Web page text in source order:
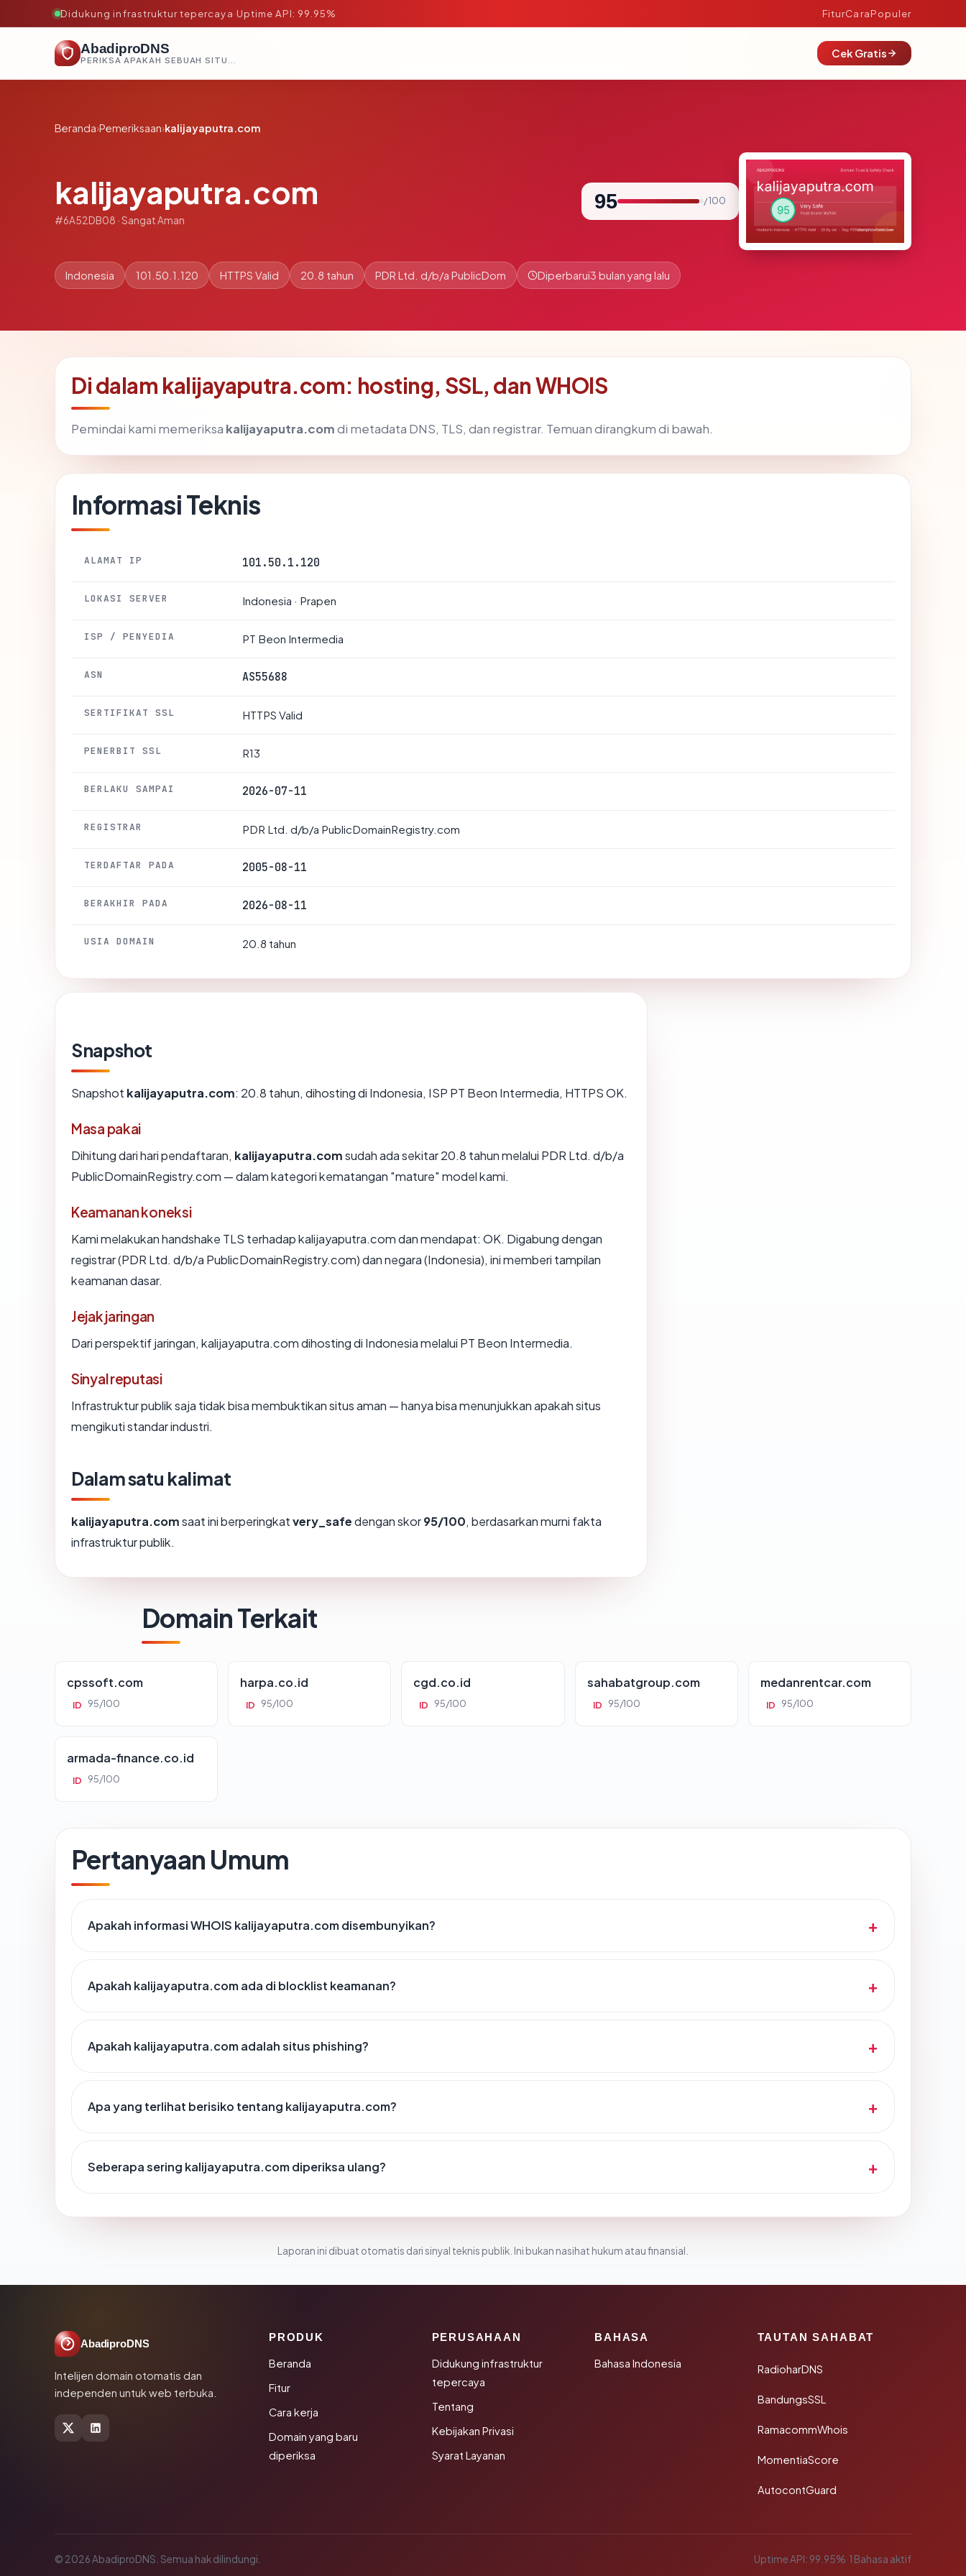
Didukung infrastruktur tepercaya·Uptime API: 99.95% FiturCaraPopuler
AbadiproDNS
PERIKSA APAKAH SEBUAH SITUS AMAN, TEPERCAYA, DAN TERVERIFIKASI DALAM HITUNGAN DETIK.
Cek Gratis
Beranda›Pemeriksaan›kalijayaputra.com
kalijayaputra.com
#6A52DB08 · Sangat Aman
95 / 100
Indonesia 101.50.1.120 HTTPS Valid 20.8 tahun PDR Ltd. d/b/a PublicDom Diperbarui3 bulan yang lalu
Di dalam kalijayaputra.com: hosting, SSL, dan WHOIS
Pemindai kami memeriksa kalijayaputra.comdi metadata DNS, TLS, dan registrar. Temuan dirangkum di bawah.
Informasi Teknis
ALAMAT IP 101.50.1.120
LOKASI SERVER Indonesia · Prapen
ISP / PENYEDIA PT Beon Intermedia
ASN AS55688
SERTIFIKAT SSL HTTPS Valid
PENERBIT SSL R13
BERLAKU SAMPAI 2026-07-11
REGISTRAR PDR Ltd. d/b/a PublicDomainRegistry.com
TERDAFTAR PADA 2005-08-11
BERAKHIR PADA 2026-08-11
USIA DOMAIN 20.8 tahun
Snapshot
Snapshot kalijayaputra.com: 20.8 tahun, dihosting di Indonesia, ISP PT Beon Intermedia, HTTPS OK.
Masa pakai
Dihitung dari hari pendaftaran, kalijayaputra.comsudah ada sekitar 20.8 tahun melalui PDR Ltd. d/b/a
PublicDomainRegistry.com — dalam kategori kematangan "mature" model kami.
Keamanan koneksi
Kami melakukan handshake TLS terhadap kalijayaputra.com dan mendapat: OK. Digabung dengan
registrar (PDR Ltd. d/b/a PublicDomainRegistry.com) dan negara (Indonesia), ini memberi tampilan
keamanan dasar.
Jejak jaringan
Dari perspektif jaringan, kalijayaputra.com dihosting di Indonesia melalui PT Beon Intermedia.
Sinyal reputasi
Infrastruktur publik saja tidak bisa membuktikan situs aman — hanya bisa menunjukkan apakah situs
mengikuti standar industri.
Dalam satu kalimat
kalijayaputra.comsaat ini berperingkatvery_safedengan skor95/100, berdasarkan murni fakta
infrastruktur publik.
Domain Terkait
cpssoft.com
ID 95/100
harpa.co.id
ID 95/100
cgd.co.id
ID 95/100
sahabatgroup.com
ID 95/100
medanrentcar.com
ID 95/100
armada-finance.co.id
ID 95/100
Pertanyaan Umum
Apakah informasi WHOIS kalijayaputra.com disembunyikan?
Apakah kalijayaputra.com ada di blocklist keamanan?
Apakah kalijayaputra.com adalah situs phishing?
Apa yang terlihat berisiko tentang kalijayaputra.com?
Seberapa sering kalijayaputra.com diperiksa ulang?
Laporan ini dibuat otomatis dari sinyal teknis publik. Ini bukan nasihat hukum atau finansial.
AbadiproDNS
Intelijen domain otomatis dan
independen untuk web terbuka.
PRODUK
Beranda
Fitur
Cara kerja
Domain yang baru
diperiksa
PERUSAHAAN
Didukung infrastruktur
tepercaya
Tentang
Kebijakan Privasi
Syarat Layanan
BAHASA
Bahasa Indonesia
TAUTAN SAHABAT
RadioharDNS
BandungsSSL
RamacommWhois
MomentiaScore
AutocontGuard
© 2026 AbadiproDNS. Semua hak dilindungi. Uptime API: 99.95%·1 Bahasa aktif